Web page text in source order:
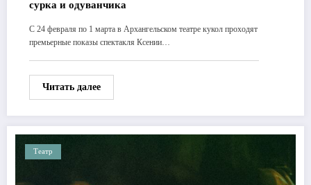
сурка и одуванчика
С 24 февраля по 1 марта в Архангельском театре кукол проходят
премьерные показы спектакля Ксении…
Читать далее
Театр